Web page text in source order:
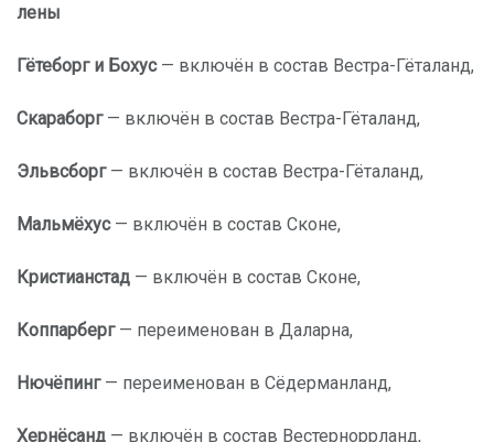
лены
Гётеборг и Бохус— включён в состав Вестра-Гёталанд,
Скараборг— включён в состав Вестра-Гёталанд,
Эльвсборг— включён в состав Вестра-Гёталанд,
Мальмёхус— включён в состав Сконе,
Кристианстад — включён в состав Сконе,
Коппарберг— переименован в Даларна,
Нючёпинг— переименован в Сёдерманланд,
Хернёсанд — включён в состав Вестерноррланд,